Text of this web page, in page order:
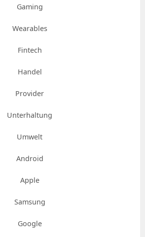
Gaming
Wearables
Fintech
Handel
Provider
Unterhaltung
Umwelt
Android
Apple
Samsung
Google